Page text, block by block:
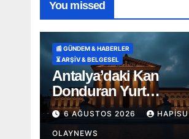
You missed
📰 GÜNDEM & HABERLER
⏳ ARŞİV & BELGESEL
Antalya’daki Kan
Donduran Yurt
Vahşetinde Karar
6 AĞUSTOS 2026 HAPISU
OLAYNEWS